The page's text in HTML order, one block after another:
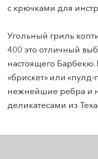
с крючками для
Угольный гриль
400 это отличный
настоящего
«брискет» или «пулд-
нежнейшие ребра и
деликатесами из